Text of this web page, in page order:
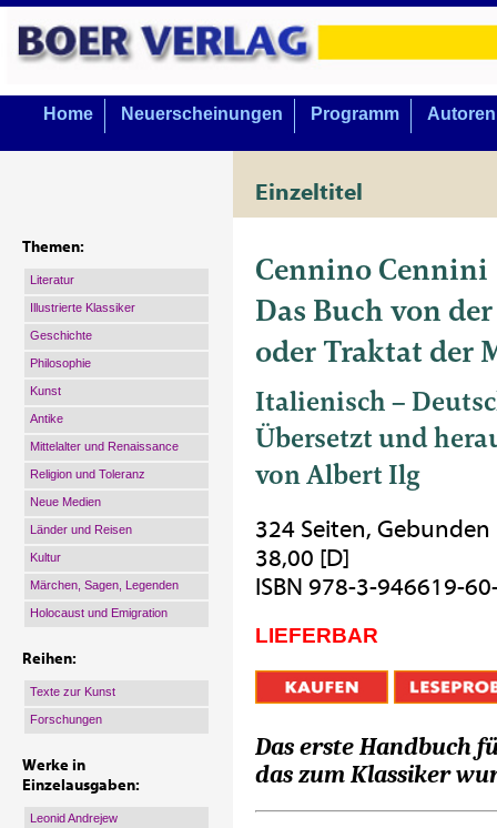
Home Neuerscheinungen Programm Autoren
Einzeltitel
Themen:
Literatur
Illustrierte Klassiker
Geschichte
Philosophie
Kunst
Antike
Mittelalter und Renaissance
Religion und Toleranz
Neue Medien
Länder und Reisen
Kultur
Märchen, Sagen, Legenden
Holocaust und Emigration
Reihen:
Texte zur Kunst
Forschungen
Werke in
Einzelausgaben:
Leonid Andrejew
Cennino Cennini
Das Buch von
oder Traktat der
Italienisch –
Übersetzt und
von Albert Ilg
324 Seiten,
38,00 [D]
ISBN 978-3-946619-
LIEFERBAR
Das erste Handbuch
das zum Klassiker